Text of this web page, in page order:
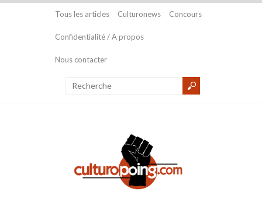
Tous les articles Culturonews Concours
Confidentialité / A propos
Nous contacter